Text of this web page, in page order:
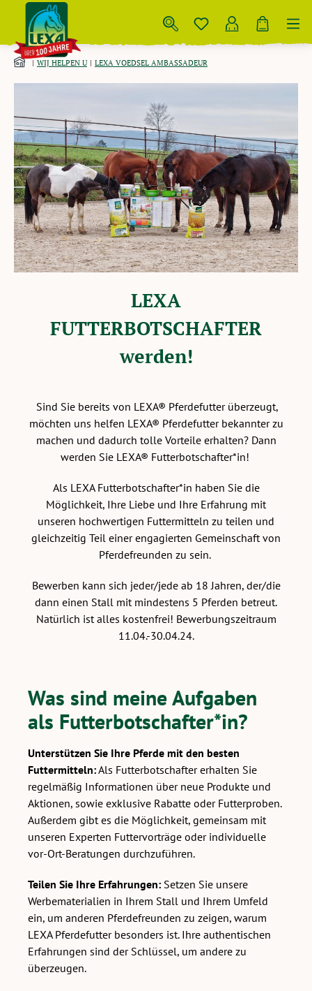
Skip to main content
WIJ HELPEN U LEXA VOEDSEL AMBASSADEUR
LEXA
FUTTERBOTSCHAFTER
werden!
Sind Sie bereits von LEXA® Pferdefutter überzeugt,
möchten uns helfen LEXA® Pferdefutter bekannter zu
machen und dadurch tolle Vorteile erhalten? Dann
werden Sie LEXA® Futterbotschafter*in!
Als LEXA Futterbotschafter*in haben Sie die
Möglichkeit, Ihre Liebe und Ihre Erfahrung mit
unseren hochwertigen Futtermitteln zu teilen und
gleichzeitig Teil einer engagierten Gemeinschaft von
Pferdefreunden zu sein.
Bewerben kann sich jeder/jede ab 18 Jahren, der/die
dann einen Stall mit mindestens 5 Pferden betreut.
Natürlich ist alles kostenfrei! Bewerbungszeitraum
11.04.-30.04.24.
Was sind meine Aufgaben
als Futterbotschafter*in?
Unterstützen Sie Ihre Pferde mit den besten
Futtermitteln:Als Futterbotschafter erhalten Sie
regelmäßig Informationen über neue Produkte und
Aktionen, sowie exklusive Rabatte oder Futterproben.
Außerdem gibt es die Möglichkeit, gemeinsam mit
unseren Experten Futtervorträge oder individuelle
vor-Ort-Beratungen durchzuführen.
Teilen Sie Ihre Erfahrungen: Setzen Sie unsere
Werbematerialien in Ihrem Stall und Ihrem Umfeld
ein, um anderen Pferdefreunden zu zeigen, warum
LEXA Pferdefutter besonders ist. Ihre authentischen
Erfahrungen sind der Schlüssel, um andere zu
überzeugen.